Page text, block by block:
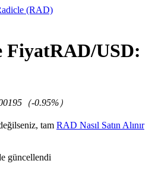
(RAD)
FiyatRAD/USD:
（-0.95%）
tam RAD Nasıl Satın Alınır
güncellendi